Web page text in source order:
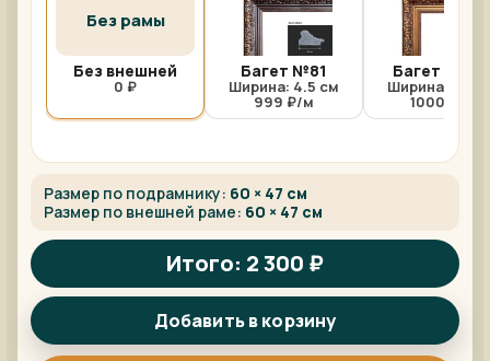
Без рамы
Без внешней
0 ₽
Багет №81
Ширина: 4.5 см
999 ₽/м
Багет №81/
Ширина: 4.5
1000 ₽/м
Размер по подрамнику: 60 × 47 см
Размер по внешней раме: 60 × 47 см
Итого: 2 300 ₽
Добавить в корзину